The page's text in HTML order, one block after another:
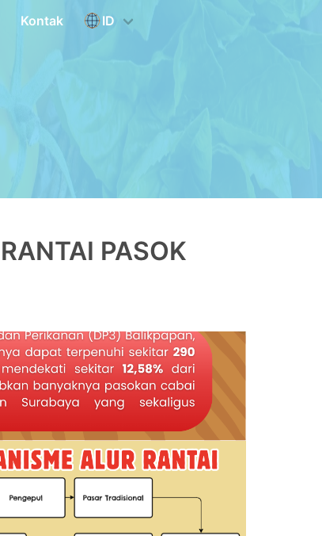
Kontak ID
PASOK